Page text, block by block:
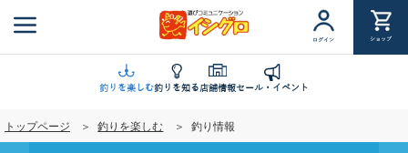
ン
ログイン ショップ
釣りを楽しむ釣りを知る店舗情報セール・イベント
トップページ 釣りを楽しむ 釣り情報